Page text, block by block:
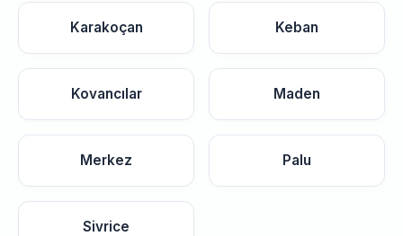
Karakoçan Keban
Kovancılar Maden
Merkez Palu
Sivrice